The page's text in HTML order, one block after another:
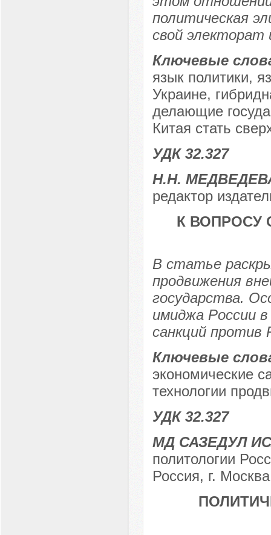
политическая
свой электорат
Ключевые
язык политики,
Украине,
делающие
Китая стать
УДК 32.327
Н.Н.
редактор
К ВОПРОСУ
В статье
продвижения
государства.
имиджа России
санкций против
Ключевые
экономические
технологии
УДК 32.327
МД САЗЕДУЛ
политологии
Россия, г. Москва